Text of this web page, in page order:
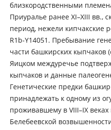
близкородственными
Приуралье ранее ХI–ХIII вв.,
период, нежели кипчакские
R1b-Y14051. Пребывание
части башкирских кыпчаков
Яицком междуречье
кыпчаков и данные
Генетические предки
принадлежать к одному из
проживавшему в VIII–IX веках
Белебеевской